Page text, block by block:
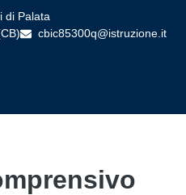
di Palata
cbic85300q@istruzione.it